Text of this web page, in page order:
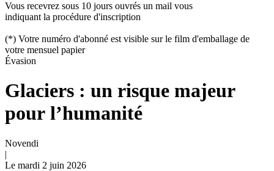
Vous recevrez sous 10 jours ouvrés un mail vous
indiquant la procédure d'inscription
(*) Votre numéro d'abonné est visible sur le film d'emballage de
votre mensuel papier
Évasion
Glaciers : un risque majeur
pour l’humanité
Novendi
|
Le mardi 2 juin 2026